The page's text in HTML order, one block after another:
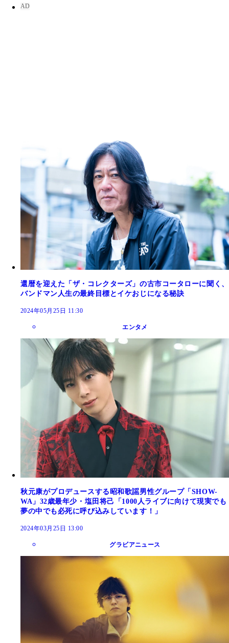
還暦を迎えた「ザ・コレクターズ」の古市コータローに聞く、
バンドマン人生の最終目標とイケおじになる秘訣
2024年05月25日 11:30
エンタメ
秋元康がプロデュースする昭和歌謡男性グループ「SHOW-
WA」32歳最年少・塩田将己「1000人ライブに向けて現実でも
夢の中でも必死に呼び込みしています！」
2024年03月25日 13:00
グラビアニュース